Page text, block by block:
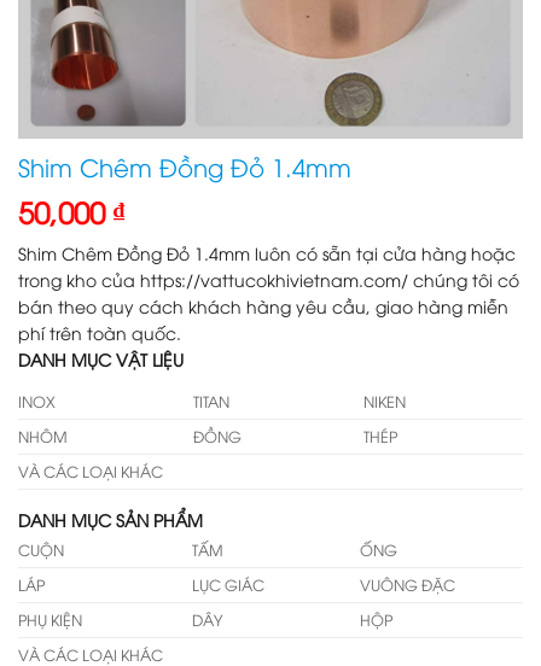
Shim Chêm Đồng Đỏ 1.4mm
50,000 ₫
Shim Chêm Đồng Đỏ 1.4mm luôn có sẵn tại cửa hàng hoặc
trong kho của https://vattucokhivietnam.com/ chúng tôi có
bán theo quy cách khách hàng yêu cầu, giao hàng miễn
phí trên toàn quốc.
DANH MỤC VẬT LIỆU
INOX TITAN
NIKEN
NHÔM
ĐỒNG
THÉP
VÀ CÁC LOẠI KHÁC
DANH MỤC SẢN PHẨM
CUỘN TẤM
ỐNG
LÁP
LỤC GIÁC
VUÔNG ĐẶC
PHỤ KIỆN
DÂY
HỘP
VÀ CÁC LOẠI KHÁC